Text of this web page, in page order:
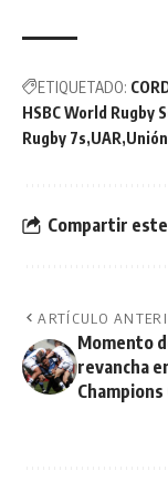
ETIQUETADO:
HSBC World Rugby
Rugby 7s UAR
Compartir
ARTÍCULO
Momento
revancha
Champions